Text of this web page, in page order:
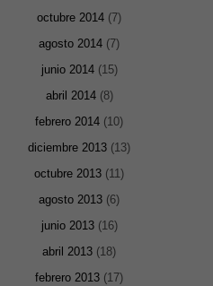
octubre 2014 (7)
agosto 2014 (7)
junio 2014(15)
abril 2014(8)
febrero 2014 (10)
diciembre 2013 (13)
octubre 2013 (11)
agosto 2013 (6)
junio 2013(16)
abril 2013 (18)
febrero 2013 (17)
Marketing
Al compartir tus
intereses y
comportamiento
mientras visitas
aumentas la
ver contenido y
personalizados.